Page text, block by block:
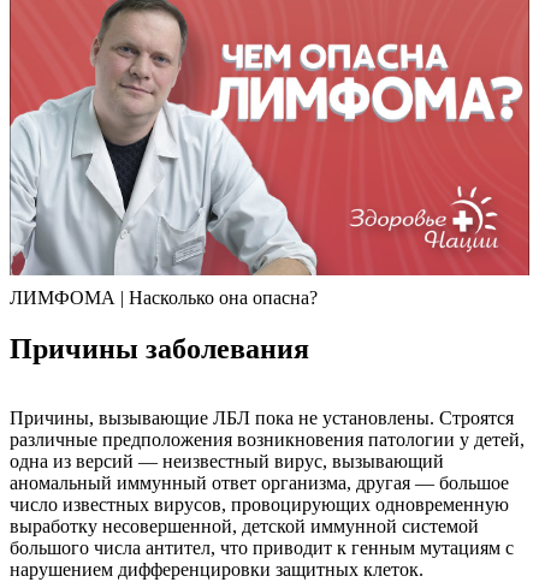
ЛИМФОМА | Насколько она опасна?
Причины заболевания
Причины, вызывающие ЛБЛ пока не установлены. Строятся
различные предположения возникновения патологии у детей,
одна из версий — неизвестный вирус, вызывающий
аномальный иммунный ответ организма, другая — большое
число известных вирусов, провоцирующих одновременную
выработку несовершенной, детской иммунной системой
большого числа антител, что приводит к генным мутациям с
нарушением дифференцировки защитных клеток.